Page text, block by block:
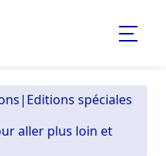
| Editions spéciales
aller plus loin et